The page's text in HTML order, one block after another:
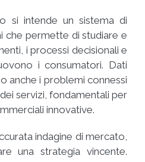
si intende un sistema di
che permette di studiare e
i processi decisionali e
i consumatori. Dati
anche i problemi connessi
servizi, fondamentali per
innovative.
indagine di mercato,
una strategia vincente.